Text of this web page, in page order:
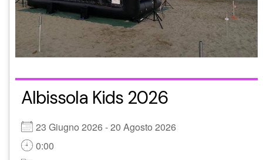
Albissola Kids 2026
23 Giugno 2026 - 20 Agosto 2026
0:00